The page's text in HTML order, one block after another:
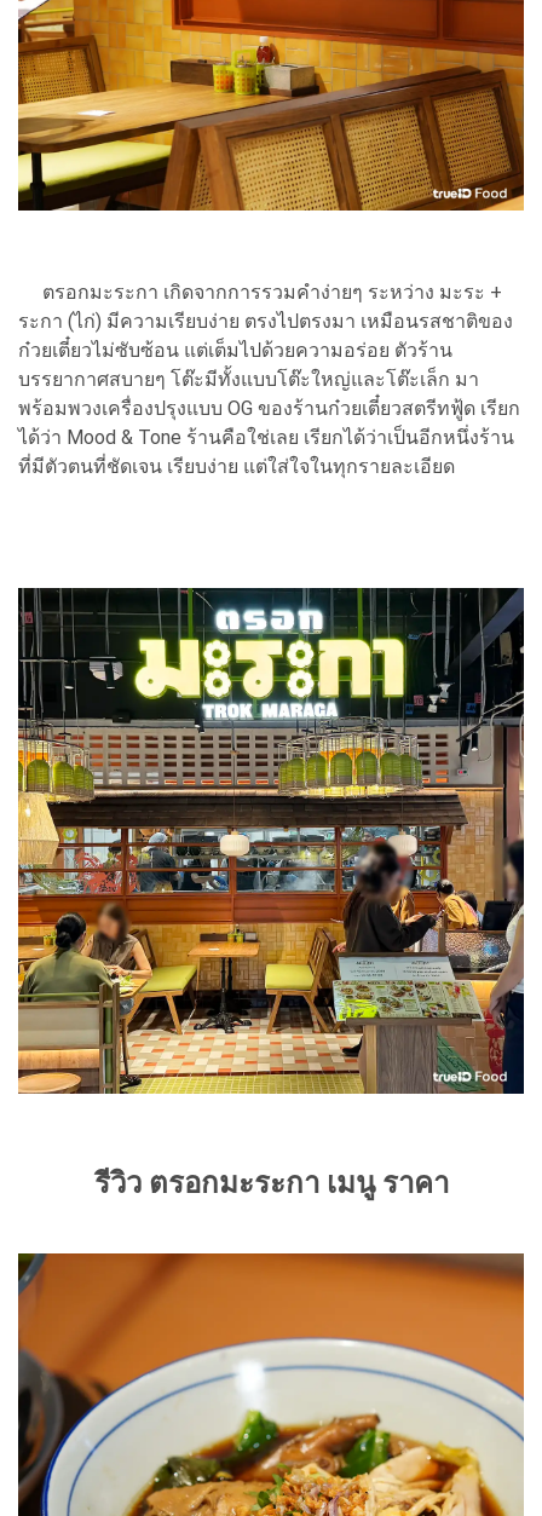
ตรอกมะระกา เกิดจากการรวมคำง่ายๆ ระหว่าง มะระ +
ระกา (ไก่) มีความเรียบง่าย ตรงไปตรงมา เหมือนรสชาติของ
ก๋วยเตี๋ยวไม่ซับซ้อน แต่เต็มไปด้วยความอร่อย ตัวร้าน
บรรยากาศสบายๆ โต๊ะมีทั้งแบบโต๊ะใหญ่และโต๊ะเล็ก มา
พร้อมพวงเครื่องปรุงแบบ OG ของร้านก๋วยเตี๋ยวสตรีทฟู้ด เรียก
ได้ว่า Mood & Tone ร้านคือใช่เลย เรียกได้ว่าเป็นอีกหนึ่งร้าน
ที่มีตัวตนที่ชัดเจน เรียบง่าย แต่ใส่ใจในทุกรายละเอียด
รีวิว ตรอกมะระกา เมนู ราคา